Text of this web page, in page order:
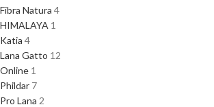
Fibra Natura 4
HIMALAYA 1
Katia 4
Lana Gatto 12
Online 1
Phildar 7
Pro Lana 2